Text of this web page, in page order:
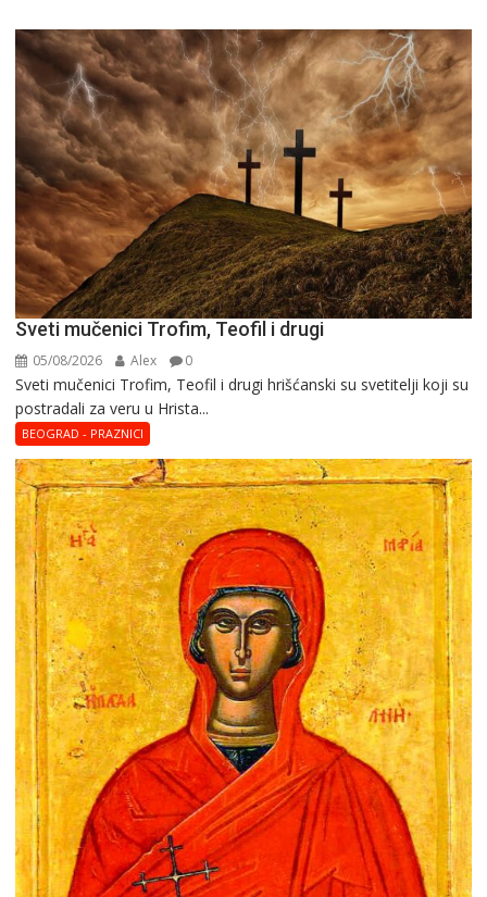
Sveti mučenici Trofim, Teofil i drugi
05/08/2026 Alex 0
Sveti mučenici Trofim, Teofil i drugi hrišćanski su svetitelji koji su
postradali za veru u Hrista...
BEOGRAD - PRAZNICI